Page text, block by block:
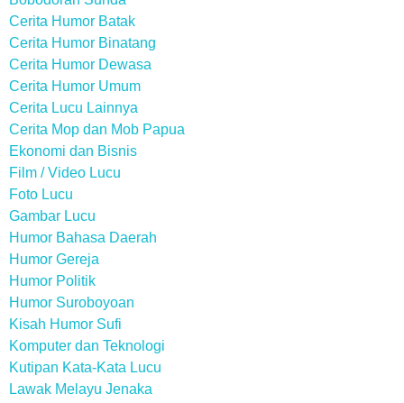
Cerita Humor Batak
Cerita Humor Binatang
Cerita Humor Dewasa
Cerita Humor Umum
Cerita Lucu Lainnya
Cerita Mop dan Mob Papua
Ekonomi dan Bisnis
Film / Video Lucu
Foto Lucu
Gambar Lucu
Humor Bahasa Daerah
Humor Gereja
Humor Politik
Humor Suroboyoan
Kisah Humor Sufi
Komputer dan Teknologi
Kutipan Kata-Kata Lucu
Lawak Melayu Jenaka